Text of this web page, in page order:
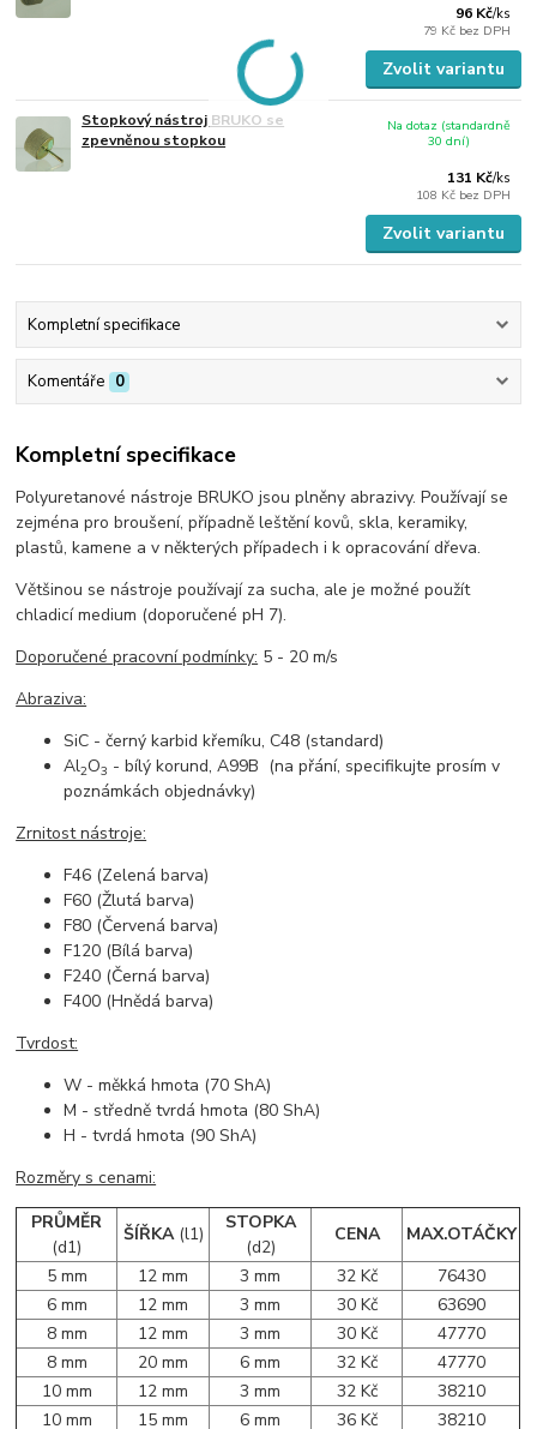
96 Kč/ks
79 Kč bez DPH
Zvolit variantu
Stopkový nástroj BRUKO se
zpevněnou stopkou
131 Kč/ks
108 Kč bez DPH
Na dotaz (standardně
30 dní)
Zvolit variantu
Kompletní specifikace
Komentáře 0
Kompletní specifikace
Polyuretanové nástroje BRUKO jsou plněny abrazivy. Používají se
zejména pro broušení, případně leštění kovů, skla, keramiky,
plastů, kamene a v některých případech i k opracování dřeva.
Většinou se nástroje používají za sucha, ale je možné použít
chladicí medium (doporučené pH 7).
Doporučené pracovní podmínky: 5 - 20 m/s
Abraziva:
SiC - černý karbid křemíku, C48 (standard)
Al2O3 - bílý korund, A99B (na přání, specifikujte prosím v
poznámkách objednávky)
Zrnitost nástroje:
F46 (Zelená barva)
F60 (Žlutá barva)
F80 (Červená barva)
F120 (Bílá barva)
F240 (Černá barva)
F400 (Hnědá barva)
Tvrdost:
W - měkká hmota (70 ShA)
M - středně tvrdá hmota (80 ShA)
H - tvrdá hmota (90 ShA)
Rozměry s cenami:
PRŮMĚR
(d1)
ŠÍŘKA (l1)
STOPKA
(d2)
CENA
MAX.OTÁČKY
5 mm
12 mm 3 mm 32 Kč
76430
6 mm
12 mm 3 mm 30 Kč
63690
8 mm
12 mm 3 mm 30 Kč
47770
8 mm
20 mm 6 mm 32 Kč
47770
10 mm
12 mm 3 mm 32 Kč
38210
10 mm
15 mm 6 mm 36 Kč 38210